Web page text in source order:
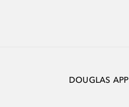
DOUGLAS APP